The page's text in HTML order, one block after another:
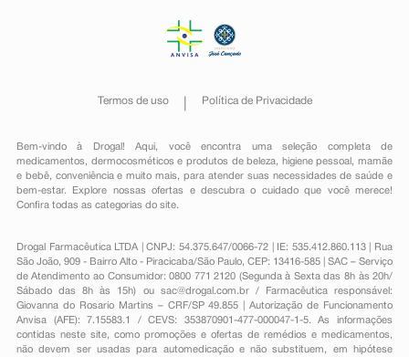
Termos de uso Política de Privacidade
Bem-vindo à Drogal! Aqui, você encontra uma seleção completa de
medicamentos , dermocosméticos e produtos de beleza, higiene pessoal ,mamãe
e bebê, conveniênciae muito mais, para atender suas necessidades de saúde e
bem-estar. Explore nossas ofertas e descubra o cuidado que você merece!
Confira todas as categorias do site.
Drogal Farmacêutica LTDA | CNPJ: 54.375.647/0066-72 | IE: 535.412.860.113 | Rua
São João, 909 - Bairro Alto - Piracicaba/São Paulo, CEP: 13416-585 | SAC – Serviço
de Atendimento ao Consumidor: 0800 771 2120 (Segunda à Sexta das 8h às 20h/
Sábado das 8h às 15h) ou sac@drogal.com.br/ Farmacêutica responsável:
Giovanna do Rosario Martins – CRF/SP 49.855 | Autorização de Funcionamento
Anvisa (AFE): 7.15583.1 / CEVS: 353870901-477-000047-1-5. As informações
contidas neste site, como promoções e ofertas de remédios e medicamentos,
não devem ser usadas para automedicação e não substituem, em hipótese